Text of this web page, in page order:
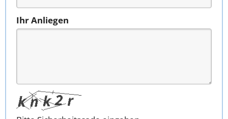
Ihr Anliegen